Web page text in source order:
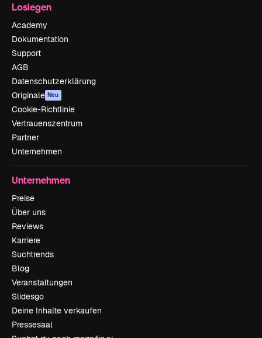
Loslegen
Academy
Dokumentation
Support
AGB
Datenschutzerklärung
Originale Neu
Cookie-Richtlinie
Vertrauenszentrum
Partner
Unternehmen
Unternehmen
Preise
Über uns
Reviews
Karriere
Suchtrends
Blog
Veranstaltungen
Slidesgo
Deine Inhalte verkaufen
Pressesaal